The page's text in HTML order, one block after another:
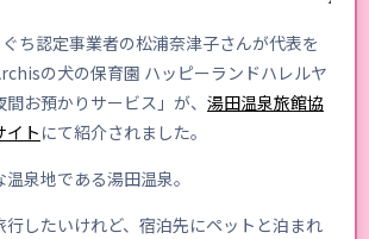
ち認定事業者の松浦奈津子さんが代表を
の犬の保育園 ハッピーランドハレルヤ
間お預かりサービス」が、 湯田温泉旅館協
イトにて紹介されました。
泉地である湯田温泉。
行したいけれど、宿泊先にペットと泊まれ